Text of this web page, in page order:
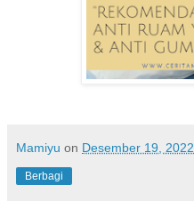
Mamiyu on Desember 19, 2022
Berbagi